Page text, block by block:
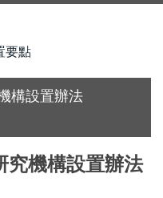
要點
構設置辦法
究機構設置辦法